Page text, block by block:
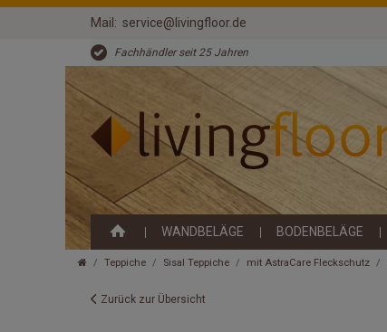
Mail: service@livingfloor.de
Fachhändler seit 25 Jahren
WANDBELÄGE BODENBELÄGE
Teppiche Sisal Teppiche mit AstraCare Fleckschutz
Zurück zur Übersicht